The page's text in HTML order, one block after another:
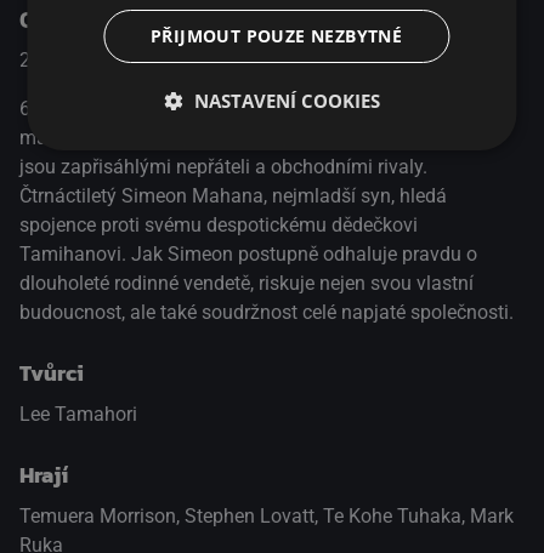
O pořadu
2016 Nový Zéland Drama
60. léta 19. století, východní pobřeží Nového Zélandu. Dvě
maorské rodiny střihačů ovcí – Mahanové a Poatové –
jsou zapřisáhlými nepřáteli a obchodními rivaly.
Čtrnáctiletý Simeon Mahana, nejmladší syn, hledá
spojence proti svému despotickému dědečkovi
Tamihanovi. Jak Simeon postupně odhaluje pravdu o
dlouholeté rodinné vendetě, riskuje nejen svou vlastní
budoucnost, ale také soudržnost celé napjaté společnosti.
Tvůrci
Lee Tamahori
Hrají
Temuera Morrison, Stephen Lovatt, Te Kohe Tuhaka, Mark
Ruka
PŘIJMOUT POUZE NEZBYTNÉ
NASTAVENÍ COOKIES